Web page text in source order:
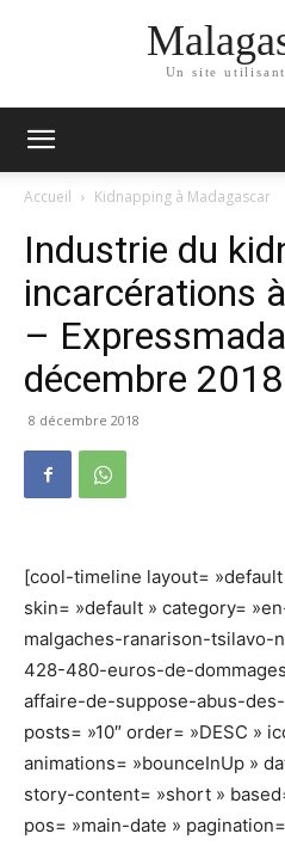
Un site utilisant
Accueil Kidnapping à Madagascar
Industrie du
incarcérations
–
décembre 2018
8 décembre 2018
[cool-timeline layout=
skin= »default » category=
malgaches-ranarison-
428-480-euros-de-
affaire-de-suppose-abus-
posts= »10″ order= »DESC »
animations= »bounceInUp »
story-content= »short »
pos= »main-date »